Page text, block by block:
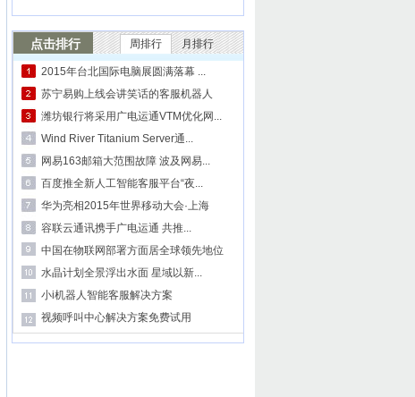
点击排行 周排行 月排行
2015年台北国际电脑展圆满落幕 ...
苏宁易购上线会讲笑话的客服机器人
潍坊银行将采用广电运通VTM优化网...
Wind River Titanium Server通...
网易163邮箱大范围故障 波及网易...
百度推全新人工智能客服平台“夜...
华为亮相2015年世界移动大会·上海
容联云通讯携手广电运通 共推...
中国在物联网部署方面居全球领先地位
水晶计划全景浮出水面 星域以新...
小i机器人智能客服解决方案
视频呼叫中心解决方案免费试用